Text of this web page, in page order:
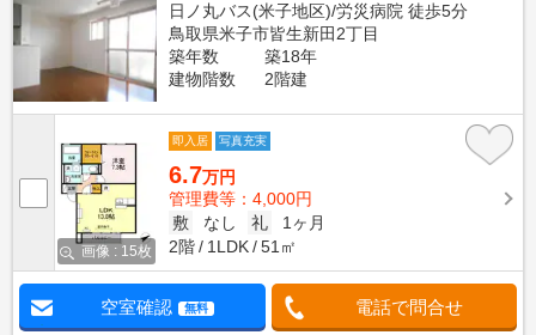
日ノ丸バス(米子地区)/労災病院 徒歩5分
鳥取県米子市皆生新田2丁目
築年数
築18年
建物階数
2階建
画像 : 15枚
即入居 写真充実
6.7万円
管理費等：4,000円
敷
なし 礼
1ヶ月
2階
1LDK 51㎡
空室確認 無料 電話で問合せ